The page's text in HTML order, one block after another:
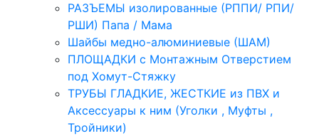
РАЗЪЕМЫ изолированные (РППИ/ РПИ/
РШИ) Папа / Мама
Шайбы медно-алюминиевые (ШАМ)
ПЛОЩАДКИ с Монтажным Отверстием
под Хомут-Стяжку
ТРУБЫ ГЛАДКИЕ, ЖЕСТКИЕ из ПВХ и
Аксессуары к ним (Уголки , Муфты ,
Тройники)